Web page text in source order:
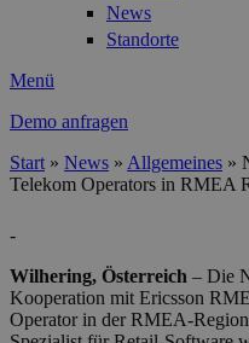
News
Standorte
Menü
Demo anfragen
Sie sind hier
Start » News » Allgemeines »
Telekom Operators in RMEA
-
Wilhering, Österreich – Die
Kooperation mit Ericsson
Operator in der RMEA-